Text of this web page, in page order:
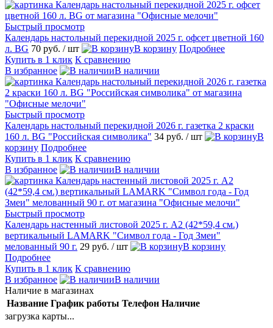
Быстрый просмотр
Календарь настольный перекидной 2025 г. офсет цветной 160
л. BG 70 руб. / шт В корзину Подробнее
Купить в 1 клик К сравнению
В избранное
В наличии
Быстрый просмотр
Календарь настольный перекидной 2026 г. газетка 2 краски
160 л. BG "Российская символика" 34 руб. / шт
В
корзину Подробнее
Купить в 1 клик К сравнению
В избранное
В наличии
Быстрый просмотр
Календарь настенный листовой 2025 г. А2 (42*59,4 см.)
вертикальный LAMARK "Символ года - Год Змеи"
мелованный 90 г. 29 руб. / шт
В корзину
Подробнее
Купить в 1 клик К сравнению
В избранное
В наличии
Наличие в магазинах
Название График работы Телефон Наличие
загрузка карты...